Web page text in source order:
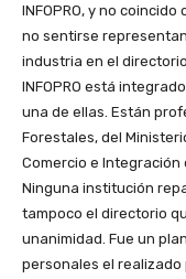
INFOPRO, y no
no sentirse
industria en el
INFOPRO está
una de ellas. Están
Forestales, del
Comercio e Integración
Ninguna institución
tampoco el directorio
unanimidad. Fue un
personales el realizado